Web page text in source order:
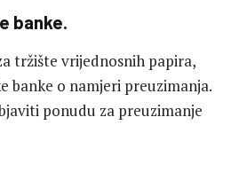
banke.
tržište vrijednosnih papira,
banke o namjeri preuzimanja.
ponudu za preuzimanje